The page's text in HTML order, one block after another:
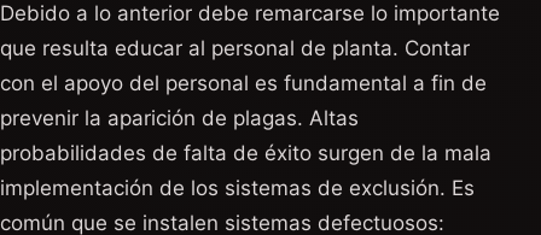
Debido a lo anterior debe remarcarse lo importante
que resulta educar al personal de planta. Contar
con el apoyo del personal es fundamental a fin de
prevenir la aparición de plagas. Altas
probabilidades de falta de éxito surgen de la mala
implementación de los sistemas de exclusión. Es
común que se instalen sistemas defectuosos: